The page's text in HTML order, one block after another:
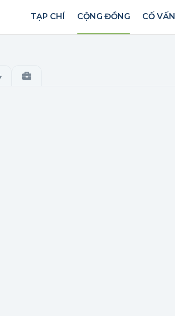
TẠP CHÍ CỘNG ĐỒNG CỐ VẤN
lựcTuyển dụng